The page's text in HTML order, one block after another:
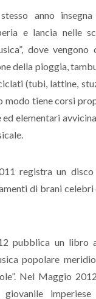
anno
e lancia nelle
dove
della pioggia,
(tubi, lattine,
modo tiene corsi
ed elementari
registra un
di brani
pubblica un libro
popolare
Nel Maggio